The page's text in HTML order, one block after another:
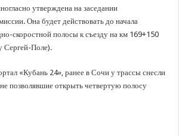
утверждена на заседании
Она будет действовать до начала
скоростной полосы к съезду на км 169+150
Сергей-Поле).
«Кубань 24», ранее в Сочи у трассы снесли
позволявшие открыть четвертую полосу